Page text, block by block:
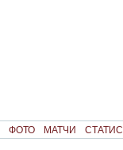
ФОТО МАТЧИ